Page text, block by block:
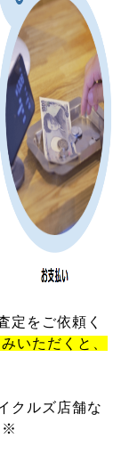
定をご依頼く
いただくと、
クルズ店舗な
※